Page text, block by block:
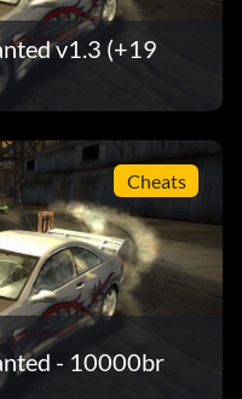
v1.3 (+19
Cheats
- 10000br